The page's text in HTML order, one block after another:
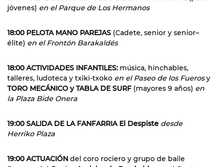
jóvenes) en el Parque de Los Hermanos
18:00 PELOTA MANO PAREJAS (Cadete, senior y senior–
élite) en el Frontón Barakaldés
18:00 ACTIVIDADES INFANTILES: música, hinchables,
talleres, ludoteca y txiki-txoko en el Paseo de los Fuerosy
TORO MECÁNICO y TABLA DE SURF (mayores 9 años) en
la Plaza Bide Onera
19:00 SALIDA DE LA FANFARRIA El Despiste desde
Herriko Plaza
19:00 ACTUACIÓN del coro rociero y grupo de baile